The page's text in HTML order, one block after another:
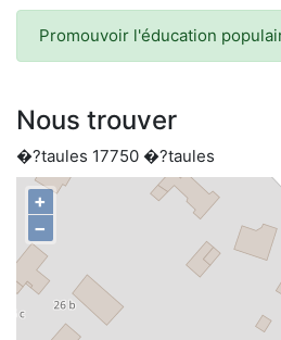
Promouvoir l'éducation
Nous trouver
�?taules 17750 �?taules
+
−